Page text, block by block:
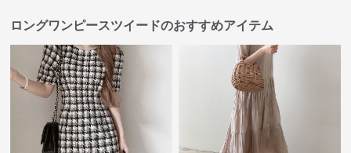
ロングワンピースツイードのおすすめアイテム